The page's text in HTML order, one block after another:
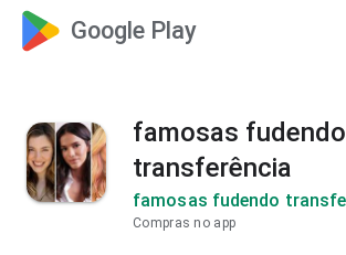
Google Play
famosas fudendo
transferência
famosas fudendo
Compras no app